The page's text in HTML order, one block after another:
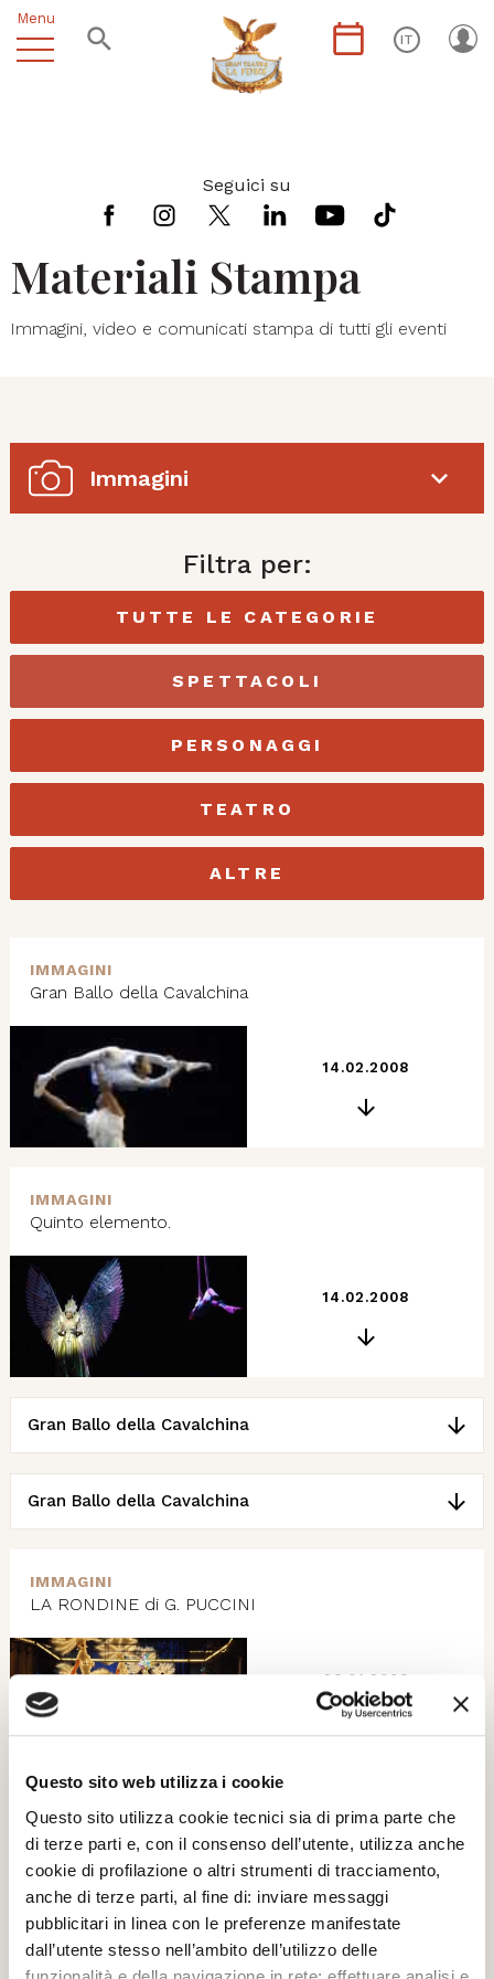
Questo sito web utilizza i cookie
Questo sito utilizza cookie tecnici sia di prima parte che
di terze parti e, con il consenso dell’utente, utilizza anche
cookie di profilazione o altri strumenti di tracciamento,
anche di terze parti, al fine di: inviare messaggi
pubblicitari in linea con le preferenze manifestate
dall’utente stesso nell’ambito dell’utilizzo delle
Menu
IT
Seguici su
Materiali Stampa
Immagini, video e comunicati stampa di tutti gli eventi
Immagini
Filtra per:
TUTTE LE CATEGORIE
SPETTACOLI
PERSONAGGI
TEATRO
ALTRE
IMMAGINI
Gran Ballo della Cavalchina
14.02.2008
IMMAGINI
Quinto elemento.
14.02.2008
Gran Ballo della Cavalchina
Gran Ballo della Cavalchina
IMMAGINI
LA RONDINE di G. PUCCINI
28.01.2008
LA RONDINE di G. PUCCINI
IMMAGINI
LA RONDINE di G. PUCCINI